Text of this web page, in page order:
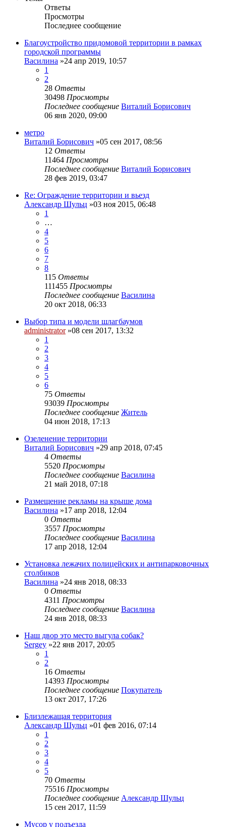
Ответы
Просмотры
Последнее сообщение
Благоустройство придомовой территории в рамках
городской программы
Василина »24 апр 2019, 10:57
1
2
28 Ответы
30498 Просмотры
Последнее сообщение Виталий Борисович
06 янв 2020, 09:00
метро
Виталий Борисович »05 сен 2017, 08:56
12 Ответы
11464 Просмотры
Последнее сообщение Виталий Борисович
28 фев 2019, 03:47
Re: Ограждение территории и вьезд
Александр Шульц »03 ноя 2015, 06:48
1
…
4
5
6
7
8
115 Ответы
111455 Просмотры
Последнее сообщение Василина
20 окт 2018, 06:33
Выбор типа и модели шлагбаумов
administrator»08 сен 2017, 13:32
1
2
3
4
5
6
75 Ответы
93039 Просмотры
Последнее сообщение Житель
04 июн 2018, 17:13
Озеленение территории
Виталий Борисович »29 апр 2018, 07:45
4 Ответы
5520 Просмотры
Последнее сообщение Василина
21 май 2018, 07:18
Размещение рекламы на крыше дома
Василина »17 апр 2018, 12:04
0 Ответы
3557 Просмотры
Последнее сообщение Василина
17 апр 2018, 12:04
Установка лежачих полицейских и антипарковочных
столбиков
Василина »24 янв 2018, 08:33
0 Ответы
4311 Просмотры
Последнее сообщение Василина
24 янв 2018, 08:33
Наш двор это место выгула собак?
Sergey »22 янв 2017, 20:05
1
2
16 Ответы
14393 Просмотры
Последнее сообщение Покупатель
13 окт 2017, 17:26
Близлежащая территория
Александр Шульц »01 фев 2016, 07:14
1
2
3
4
5
70 Ответы
75516 Просмотры
Последнее сообщение Александр Шульц
15 сен 2017, 11:59
Мусор у подъезда